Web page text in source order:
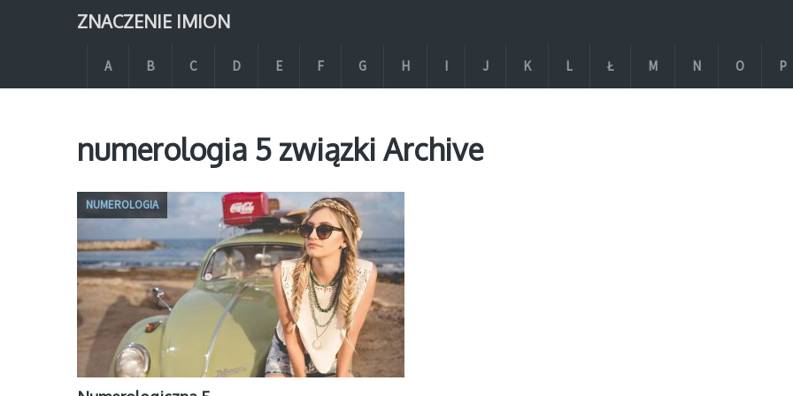
ZNACZENIE IMION
A B C D E F G H I J K L Ł M N O P
numerologia 5 związki Archive
NUMEROLOGIA